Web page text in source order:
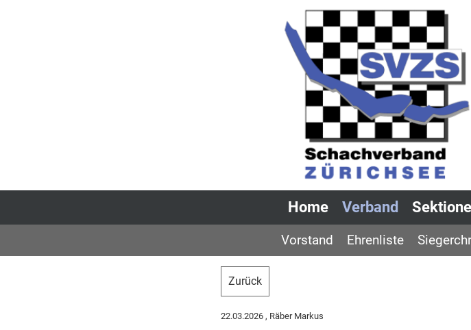
Home Verband
Vorstand Ehrenliste
Zurück
22.03.2026, Räber Markus